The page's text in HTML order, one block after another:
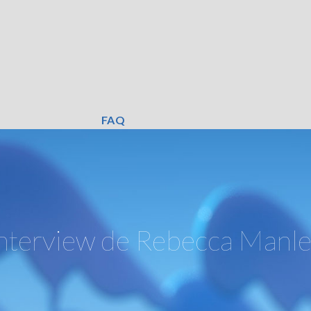
FAQ
de Rebecca